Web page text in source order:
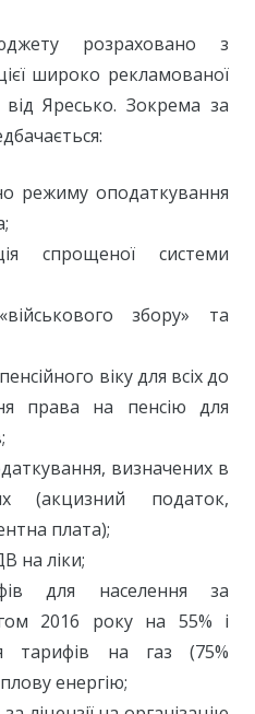
розраховано з
широко рекламованої
Яресько. Зокрема за
режиму оподаткування
спрощеної системи
збору» та
віку для всіх до
права на пенсію для
визначених в
(акцизний податок,
плата);
на ліки;
для населення за
2016 року на 55% і
тарифів на газ (75%
енергію;